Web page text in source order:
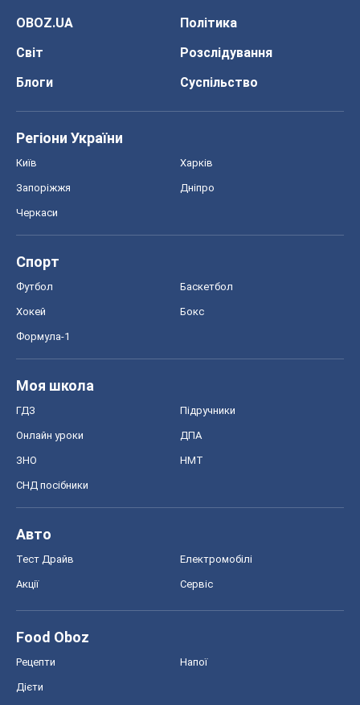
OBOZ.UA
Політика
Світ
Розслідування
Блоги
Суспільство
Регіони України
Київ Харків
Запоріжжя Дніпро
Черкаси
Спорт
Футбол Баскетбол
Хокей Бокс
Формула-1
Моя школа
ГДЗ Підручники
Онлайн уроки ДПА
ЗНО НМТ
СНД посібники
Авто
Тест Драйв Електромобілі
Акції Сервіс
Food Oboz
Рецепти Напої
Дієти